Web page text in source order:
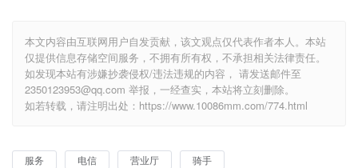
本文内容由互联网用户自发贡献，该文观点仅代表作者本人。本站
仅提供信息存储空间服务，不拥有所有权，不承担相关法律责任。
如发现本站有涉嫌抄袭侵权/违法违规的内容， 请发送邮件至
2350123953@qq.com 举报，一经查实，本站将立刻删除。
如若转载，请注明出处：https://www.10086mm.com/774.html
服务 电信 营业厅 骑手